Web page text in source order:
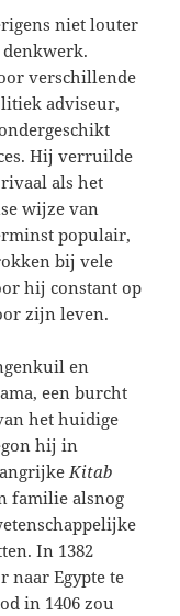
niet louter
denkwerk.
verschillende
adviseur,
Hij verruilde
als het
wijze van
populair,
bij vele
hij constant op
zijn leven.
en
een burcht
het huidige
hij in
Kitab
familie alsnog
In 1382
naar Egypte te
in 1406 zou